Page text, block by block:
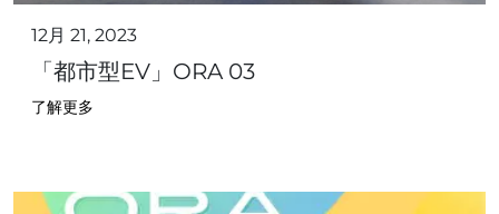
12月 21, 2023
「都市型EV」ORA 03
了解更多